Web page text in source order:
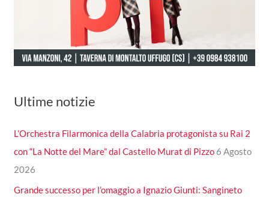
Ultime notizie
L’Orchestra Filarmonica della Calabria protagonista su Rai 2
con “La Notte del Mare” dal Castello Murat di Pizzo 6 Agosto
2026
Grande successo per l’omaggio a Ignazio Giunti: Sangineto